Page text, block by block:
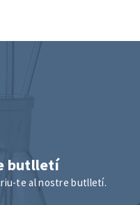
butlletí
te al nostre butlletí.